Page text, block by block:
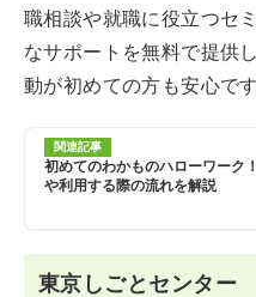
職相談や就職に役立つセ
なサポートを無料で提供
動が初めての方も安心です
関連記事
初めてのわかものハローワーク
や利用する際の流れを解説
東京しごとセンター